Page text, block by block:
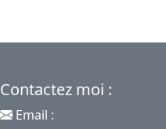
Contactez moi :
Email :